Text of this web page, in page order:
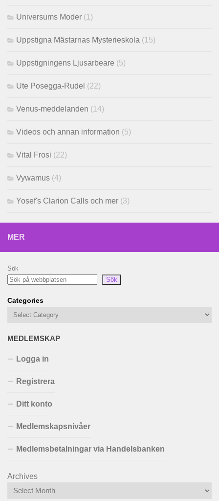
Universums Moder (1)
Uppstigna Mästarnas Mysterieskola (15)
Uppstigningens Ljusarbeare (5)
Ute Posegga-Rudel (22)
Venus-meddelanden (14)
Videos och annan information (5)
Vital Frosi (22)
Vywamus (4)
Yosef's Clarion Calls och mer (3)
MER
Sök
Sök
Categories
MEDLEMSKAP
Logga in
Registrera
Ditt konto
Medlemskapsnivåer
Medlemsbetalningar via Handelsbanken
Archives